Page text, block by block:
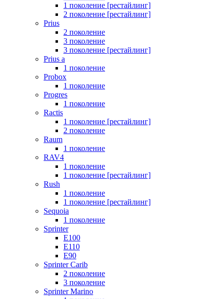
1 поколение [рестайлинг]
2 поколение [рестайлинг]
Prius
2 поколение
3 поколение
3 поколение [рестайлинг]
Prius a
1 поколение
Probox
1 поколение
Progres
1 поколение
Ractis
1 поколение [рестайлинг]
2 поколение
Raum
1 поколение
RAV4
1 поколение
1 поколение [рестайлинг]
Rush
1 поколение
1 поколение [рестайлинг]
Sequoia
1 поколение
Sprinter
E100
E110
E90
Sprinter Carib
2 поколение
3 поколение
Sprinter Marino